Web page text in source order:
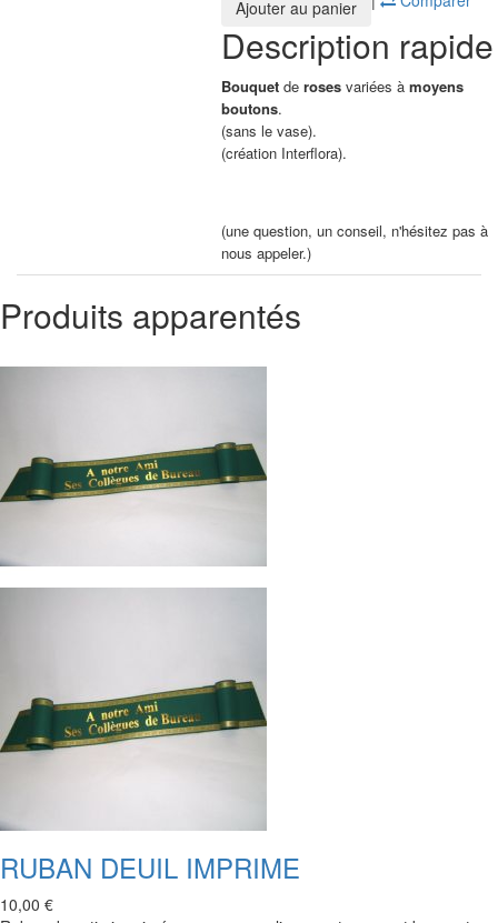
Ajouter au panier
Description rapide
Bouquet deroses variées àmoyens
boutons.
(sans le vase).
(création Interflora).
(une question, un conseil, n'hésitez pas à
nous appeler.)
Produits apparentés
RUBAN DEUIL IMPRIME
10,00 €